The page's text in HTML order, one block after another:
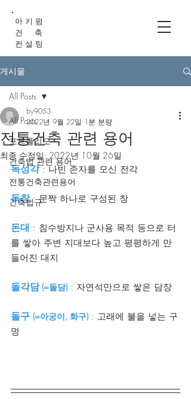
아 키 펌
건 축
컨 설 팅
게시물
All Posts
포트폴리오
건축법 관련 용어
전통건축관련용어
건축법규
All Posts
전통건축 관련 용어
by9053
2022년 9월 22일 1분 분량
최종 수정일: 2022년 10월 26일
독성각 : 나빈 존자를 모신 전각
독창 : 문짝 하나로 구성된 창
돈대 : 침수방지나 군사용 목적 등으로 터
를 쌓아 주변 지대보다 높고 평평하게 만
들어진 대지
돌각담 (=돌담) : 자연석만으로 쌓은 담장
돌구 (=아궁이, 화구) : 고래에 불을 넣는 구
멍